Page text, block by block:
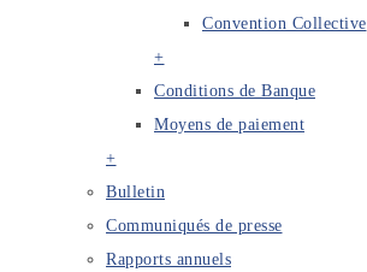
Convention Collective
+
Conditions de Banque
Moyens de paiement
+
Bulletin
Communiqués de presse
Rapports annuels